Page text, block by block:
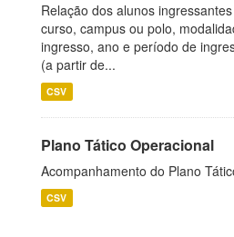
Relação dos alunos
curso, campus ou polo,
ingresso, ano e período de
(a partir de...
CSV
Plano Tático Operacional
Acompanhamento do Plano
CSV